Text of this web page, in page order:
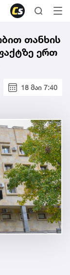
თანხის
ერთ
18 მაი 7:40